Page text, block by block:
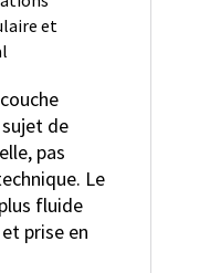
et
de
pas
Le
fluide
prise en